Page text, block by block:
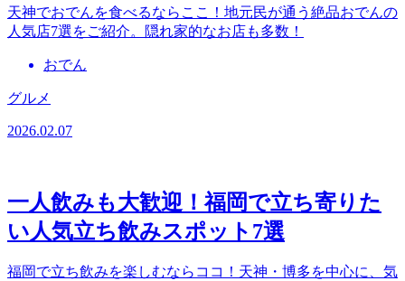
天神でおでんを食べるならここ！地元民が通う絶品おでんの
人気店7選をご紹介。隠れ家的なお店も多数！
おでん
グルメ
2026.02.07
一人飲みも大歓迎！福岡で立ち寄りた
い人気立ち飲みスポット7選
福岡で立ち飲みを楽しむならココ！天神・博多を中心に、気